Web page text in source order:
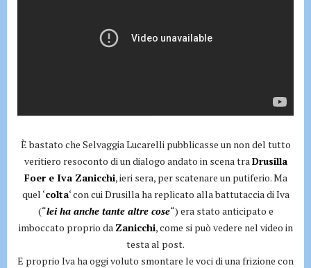
È bastato che Selvaggia Lucarelli pubblicasse un non del tutto
veritiero resoconto di un dialogo andato in scena traDrusilla
Foer e Iva Zanicchi, ieri sera, per scatenare un putiferio. Ma
quel ‘colta‘ con cui Drusilla ha replicato alla battutaccia di Iva
(“lei ha anche tante altre cose“) era stato anticipato e
imboccato proprio da Zanicchi, come si può vedere nel video in
testa al post.
E proprio Iva ha oggi voluto smontare le voci di una frizione con